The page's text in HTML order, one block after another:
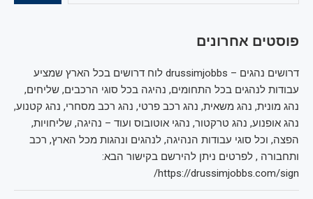
פוסטים אחרונים
דרושים נהגים – drussimjobbs לוח דרושים בכל הארץ שמציע
עבודות לנהגים בכל התחומים, נהיגה בכל סוגי הרכבים, שליחים,
נהג מונית, נהג משאית, נהג רכב פרטי, נהג רכב מסחרי, נהג קטנוע,
נהג אופנוע, נהג טרקטור, נהגי אוטובוס ועוד – נהיגה, שליחויות,
הפצה, וכל סוגי עבודות הנהיגה, לנהגים ונהגות מכל הארץ, רכב
ותחבורה , לפרטים ניתן להירשם בקישור הבא:
https://drussimjobbs.com/sign/